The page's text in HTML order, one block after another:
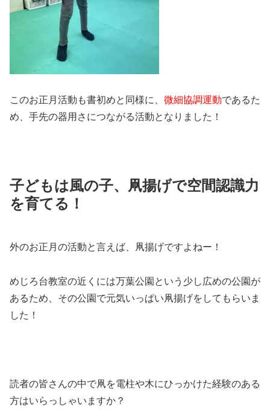
このお正月活動も書初めと同様に、 微細協調運動であるた
め、手先の器用さにつながる活動となりました！
子どもは風の子、凧揚げで空間認識力
を育てる！
外のお正月の活動と言えば、凧揚げですよねー！
めじろ台教室の近くには万葉公園という少し広めの公園が
あるため、その公園で元気いっぱい凧揚げをしてもらいま
した！
読者の皆さんの中で凧を電柱や木にひっかけた経験のある
方はいらっしゃいますか？